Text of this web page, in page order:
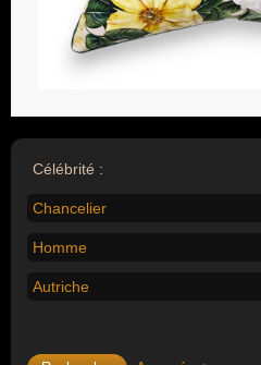
Célébrité :
Chancelier
Homme
Autriche